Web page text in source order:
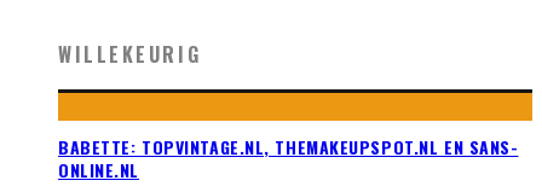
WILLEKEURIG
BABETTE: TOPVINTAGE.NL, THEMAKEUPSPOT.NL EN SANS-
ONLINE.NL